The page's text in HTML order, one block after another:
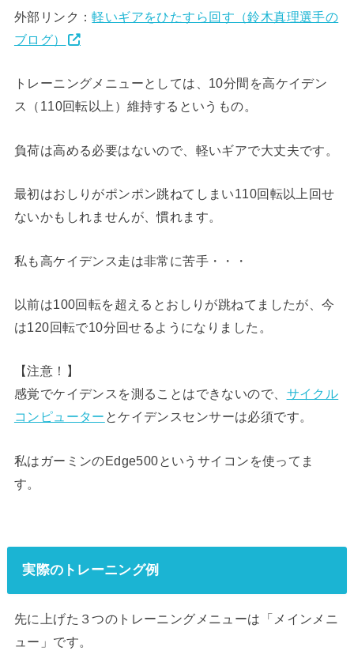
外部リンク：軽いギアをひたすら回す（鈴木真理選手の
ブログ）
トレーニングメニューとしては、10分間を高ケイデン
ス（110回転以上）維持するというもの。
負荷は高める必要はないので、軽いギアで大丈夫です。
最初はおしりがポンポン跳ねてしまい110回転以上回せ
ないかもしれませんが、慣れます。
私も高ケイデンス走は非常に苦手・・・
以前は100回転を超えるとおしりが跳ねてましたが、今
は120回転で10分回せるようになりました。
【注意！】
感覚でケイデンスを測ることはできないので、 サイクル
コンピューター とケイデンスセンサーは必須です。
私はガーミンのEdge500というサイコンを使ってま
す。
実際のトレーニング例
先に上げた３つのトレーニングメニューは「メインメニ
ュー」です。